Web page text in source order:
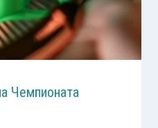
Чемпионата